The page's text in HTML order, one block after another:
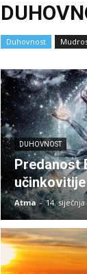
Duhovnost
DUHOVNOST
Predanost
Atma - 14. siječnja